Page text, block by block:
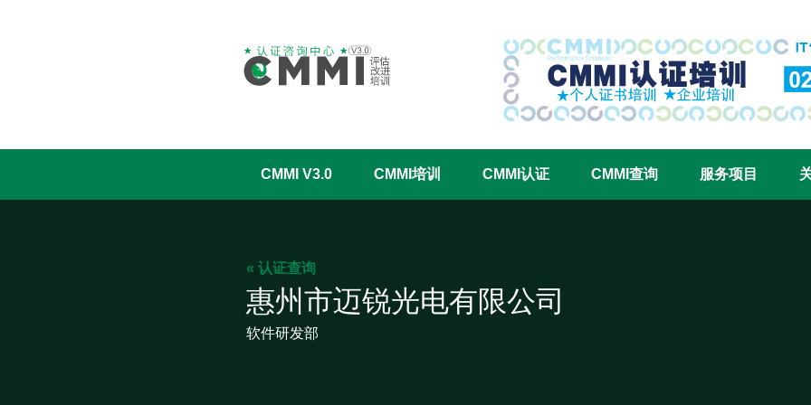
CMMI认证咨询中心官网
CMMI V3.0 CMMI培训 CMMI认证 CMMI查询 服务项目
« 认证查询
惠州市迈锐光电有限公司
软件研发部